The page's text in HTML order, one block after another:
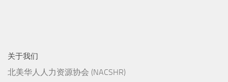
关于我们
北美华人人力资源协会 (NACSHR)